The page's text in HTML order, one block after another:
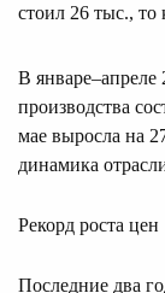
стоил 26 тыс.,
В январе–апреле
производства
мае выросла на
динамика
Рекорд роста цен
Последние два